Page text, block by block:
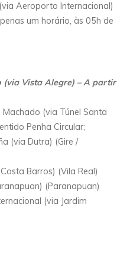
Aeroporto Internacional)
um horário, às 05h de
(via Vista Alegre) – A partir
(via Túnel Santa
Penha Circular;
(via Dutra) (Gire /
Barros) (Vila Real)
(Paranapuan)
(via Jardim